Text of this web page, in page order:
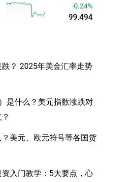
-0.24%
99.494
？ 2025年美金汇率走势
是什么？美元指数涨跌对
美元、欧元符号等各国货
入门教学：5大要点，心